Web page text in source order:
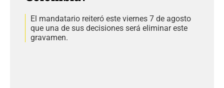
El mandatario reiteró este viernes 7 de agosto
que una de sus decisiones será eliminar este
gravamen.